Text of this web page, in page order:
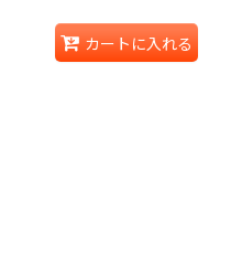
カートに入れる